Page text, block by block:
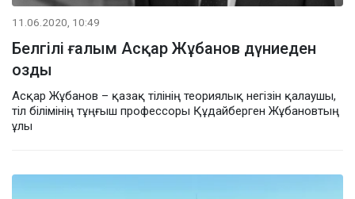
11.06.2020, 10:49
Белгілі ғалым Асқар Жұбанов дүниеден
озды
Асқар Жұбанов – қазақ тілінің теориялық негізін қалаушы,
тіл білімінің тұңғыш профессоры Құдайберген Жұбановтың
ұлы